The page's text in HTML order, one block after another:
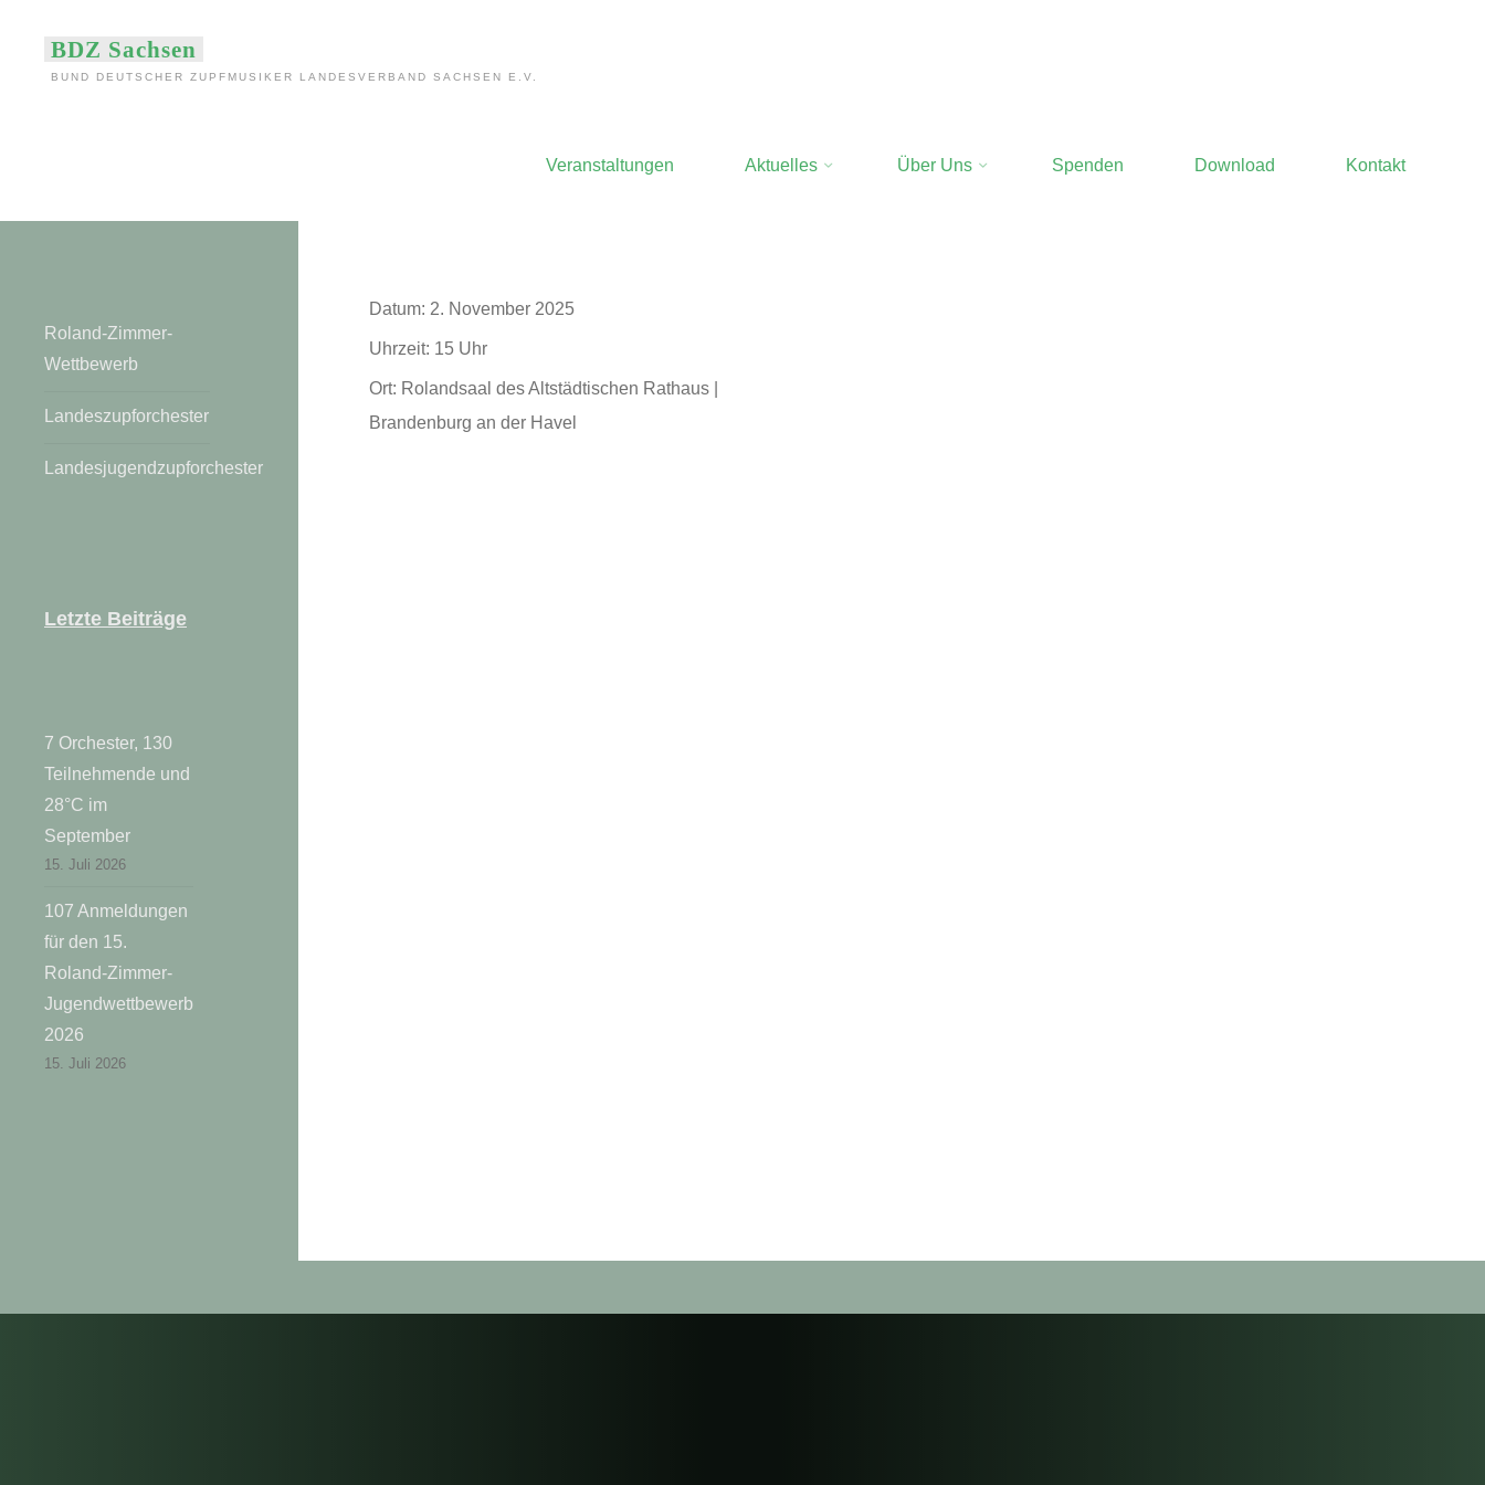
springen
BDZ Sachsen
BUND DEUTSCHER ZUPFMUSIKER LANDESVERBAND SACHSEN E.V.
Veranstaltungen Aktuelles Über Uns Spenden Download Kontakt
Datum: 2. November 2025
Uhrzeit: 15 Uhr
Ort: Rolandsaal des Altstädtischen Rathaus |
Brandenburg an der Havel
Roland-Zimmer-
Wettbewerb
Landeszupforchester
Landesjugendzupforchester
Letzte Beiträge
7 Orchester, 130
Teilnehmende und
28°C im
September
15. Juli 2026
107 Anmeldungen
für den 15.
Roland-Zimmer-
Jugendwettbewerb
2026
15. Juli 2026